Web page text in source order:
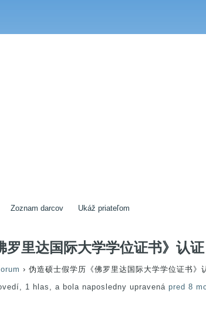
Zoznam darcov Ukáž priateľom
罗里达国际大学学位证书》认
› 伪造硕士假学历《佛罗里达国际大学学位证书》
1 hlas, a bola naposledny upravená pred 8